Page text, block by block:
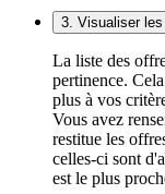
3. Visualiser
La liste des
pertinence.
plus à vos
Vous avez
restitue les
celles-ci sont
est le plus